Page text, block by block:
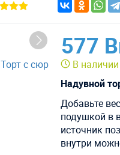
577
В наличии
Надувной
Добавьте
подушкой в
источник
внутри